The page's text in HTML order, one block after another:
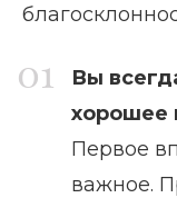
Вы
хорошее
Первое
важное.